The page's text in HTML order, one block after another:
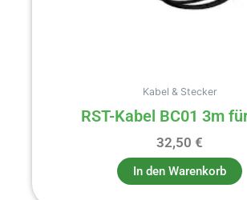
Kabel & Stecker
RST-Kabel BC01 3m
32,50 €
In den Warenkorb